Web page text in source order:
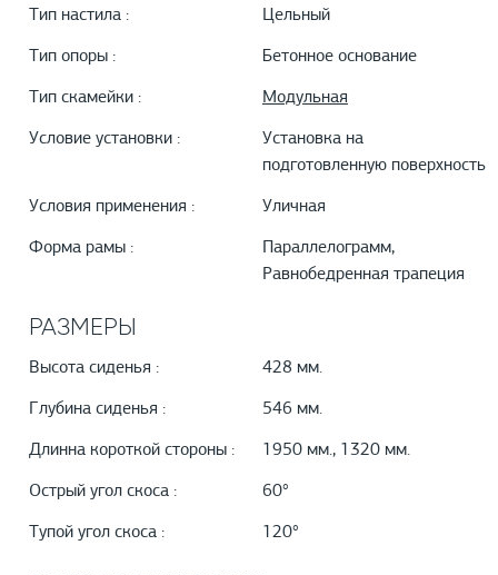
Тип настила : Цельный
Тип опоры : Бетонное основание
Тип скамейки : Модульная
Условие установки :
Установка на
подготовленную поверхность
Условия применения : Уличная
Форма рамы :
Параллелограмм,
Равнобедренная трапеция
РАЗМЕРЫ
Высота сиденья : 428 мм.
Глубина сиденья : 546 мм.
Длинна короткой стороны : 1950 мм., 1320 мм.
Острый угол скоса : 60°
Тупой угол скоса : 120°